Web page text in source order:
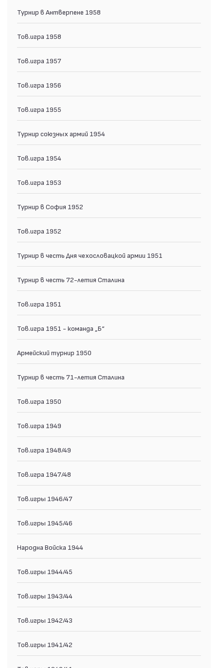
Турнир в Антверпене 1958
Тов.игра 1958
Тов.игра 1957
Тов.игра 1956
Тов.игра 1955
Турнир союзных армий 1954
Тов.игра 1954
Тов.игра 1953
Турнир в София 1952
Тов.игра 1952
Турнир в честь Дня чехословацкой армии 1951
Турнир в честь 72-летия Сталина
Тов.игра 1951
Тов.игра 1951 - команда „Б“
Армейский турнир 1950
Турнир в честь 71-летия Сталина
Тов.игра 1950
Тов.игра 1949
Тов.игра 1948/49
Тов.игра 1947/48
Тов.игры 1946/47
Тов.игры 1945/46
Народна Войска 1944
Тов.игры 1944/45
Тов.игры 1943/44
Тов.игры 1942/43
Тов.игры 1941/42